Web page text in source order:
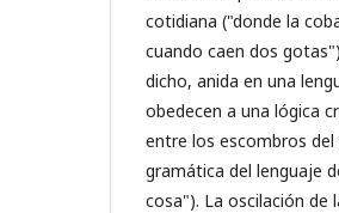
cotidiana ("donde la
cuando caen dos
dicho, anida en una
obedecen a una lógica
entre los escombros
gramática del lenguaje
cosa"). La oscilación de